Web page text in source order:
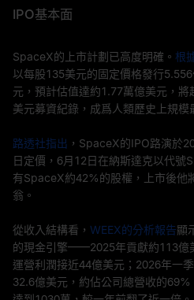
IPO基本面
SpaceX的上市計劃已高度明確。 根
以每股135美元的固定價格發行
元，預計估值達約1.77萬億美元，
美元募資紀錄，成爲人類歷史上規模
路透社指出 ，SpaceX的IPO路演於
日定價，6月12日在納斯達克以代號
有SpaceX約42%的股權，上市後他
翁。
從收入結構看， WEEX的分析報告顯
的現金引擎——2025年貢獻約113億
運營利潤接近44億美元；2026年一
32.6億美元，約佔公司總營收的